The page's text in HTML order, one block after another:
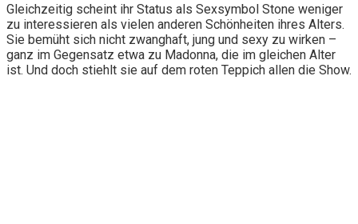
Gleichzeitig scheint ihr Status als Sexsymbol Stone weniger
zu interessieren als vielen anderen Schönheiten ihres Alters.
Sie bemüht sich nicht zwanghaft, jung und sexy zu wirken –
ganz im Gegensatz etwa zu Madonna, die im gleichen Alter
ist. Und doch stiehlt sie auf dem roten Teppich allen die Show.